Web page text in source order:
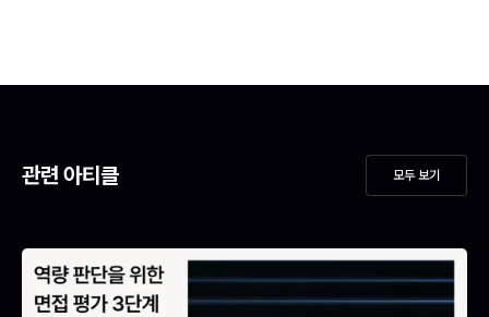
관련 아티클 모두 보기